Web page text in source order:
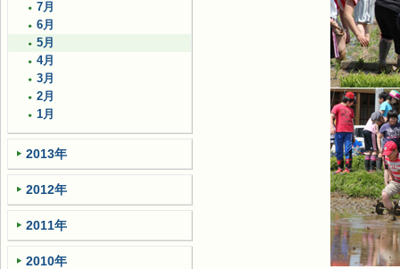
7月
6月
5月
4月
3月
2月
1月
2013年
2012年
2011年
2010年